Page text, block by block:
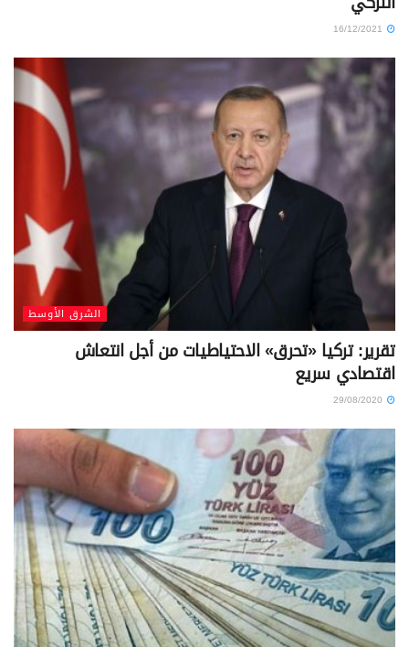
الشرق الأوسط
تقرير: تركيا «تحرق» الاحتياطيات من أجل انتعاش
اقتصادي سريع